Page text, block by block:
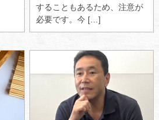
することもあるため、注意が
必要です。今 […]